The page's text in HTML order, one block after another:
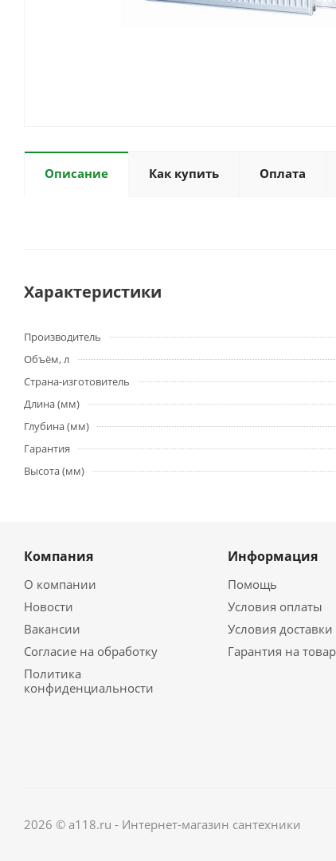
Описание Как купить Оплата
Характеристики
Производитель
Объём, л
Страна-изготовитель
Длина (мм)
Глубина (мм)
Гарантия
Высота (мм)
Компания
О компании
Новости
Вакансии
Согласие на обработку
Политика
конфиденциальности
Информация
Помощь
Условия оплаты
Условия доставки
Гарантия на товар
2026 © a118.ru - Интернет-магазин сантехники